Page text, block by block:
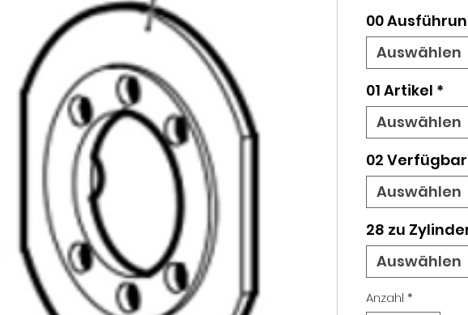
00
Auswählen
01 Artikel *
Auswählen
02
Auswählen
28 zu
Auswählen
Anzahl *